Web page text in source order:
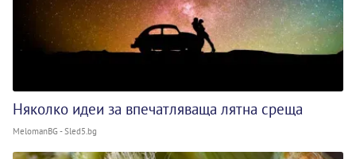
Няколко идеи за впечатляваща лятна среща
MelomanBG - Sled5.bg